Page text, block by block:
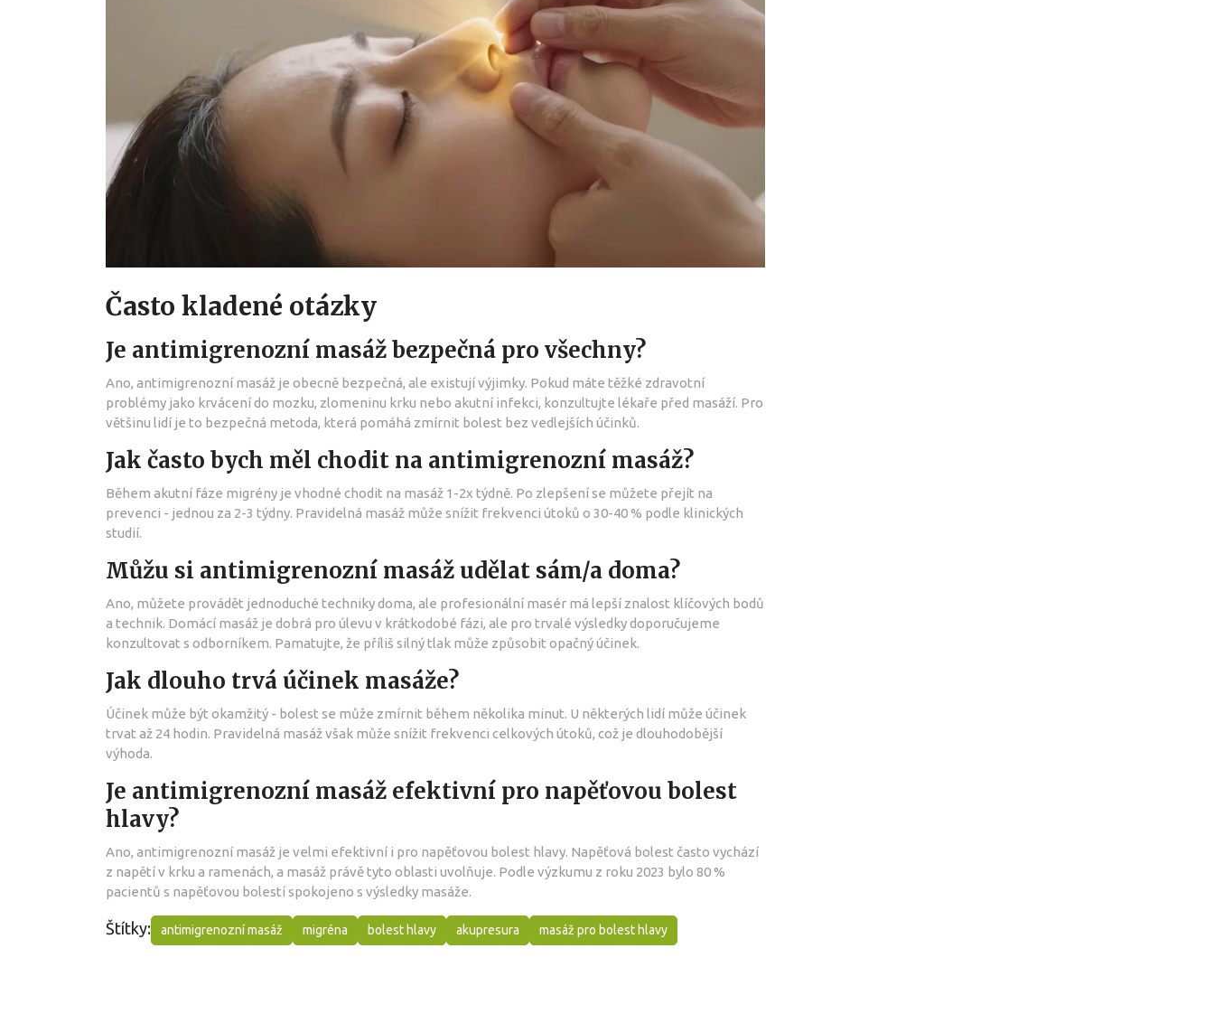
Často kladené otázky
Je antimigrenozní masáž bezpečná pro všechny?
Ano, antimigrenozní masáž je obecně bezpečná, ale existují výjimky. Pokud máte těžké zdravotní
problémy jako krvácení do mozku, zlomeninu krku nebo akutní infekci, konzultujte lékaře před masáží. Pro
většinu lidí je to bezpečná metoda, která pomáhá zmírnit bolest bez vedlejších účinků.
Jak často bych měl chodit na antimigrenozní masáž?
Během akutní fáze migrény je vhodné chodit na masáž 1-2x týdně. Po zlepšení se můžete přejít na
prevenci - jednou za 2-3 týdny. Pravidelná masáž může snížit frekvenci útoků o 30-40 % podle klinických
studií.
Můžu si antimigrenozní masáž udělat sám/a doma?
Ano, můžete provádět jednoduché techniky doma, ale profesionální masér má lepší znalost klíčových bodů
a technik. Domácí masáž je dobrá pro úlevu v krátkodobé fázi, ale pro trvalé výsledky doporučujeme
konzultovat s odborníkem. Pamatujte, že příliš silný tlak může způsobit opačný účinek.
Jak dlouho trvá účinek masáže?
Účinek může být okamžitý - bolest se může zmírnit během několika minut. U některých lidí může účinek
trvat až 24 hodin. Pravidelná masáž však může snížit frekvenci celkových útoků, což je dlouhodobější
výhoda.
Je antimigrenozní masáž efektivní pro napěťovou bolest
hlavy?
Ano, antimigrenozní masáž je velmi efektivní i pro napěťovou bolest hlavy. Napěťová bolest často vychází
z napětí v krku a ramenách, a masáž právě tyto oblasti uvolňuje. Podle výzkumu z roku 2023 bylo 80 %
pacientů s napěťovou bolestí spokojeno s výsledky masáže.
Štítky: antimigrenozní masáž migréna bolest hlavy akupresura masáž pro bolest hlavy